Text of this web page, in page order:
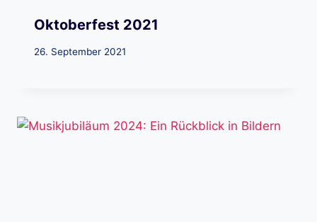
Oktoberfest 2021
26. September 2021